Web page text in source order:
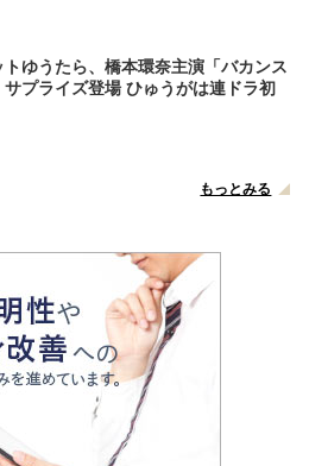
トゆうたら、橋本環奈主演「バカンス
プライズ登場 ひゅうがは連ドラ初
もっとみる